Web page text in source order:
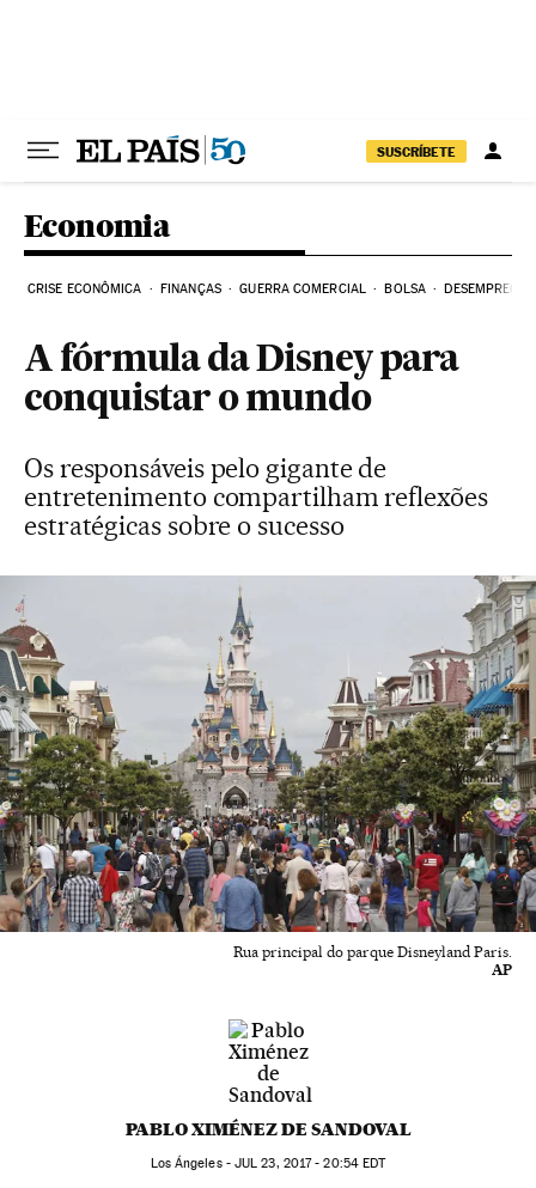
SUSCRÍBETE
Economia
CRISE ECONÔMICA FINANÇAS GUERRA COMERCIAL BOLSA DESEMPREGO
A fórmula da Disney para
conquistar o mundo
Os responsáveis pelo gigante de
entretenimento compartilham reflexões
estratégicas sobre o sucesso
Rua principal do parque Disneyland Paris.
AP
PABLO XIMÉNEZ DE SANDOVAL
Los Ángeles - JUL 23, 2017 - 20:54 EDT